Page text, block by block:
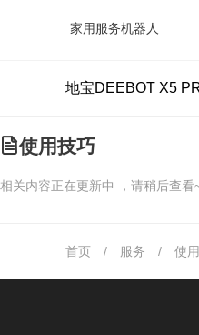
家用服务机器人
地宝DEEBOT X5
使用技巧
相关内容正在更新中 ，请稍后查看
首页 / 服务 / 使